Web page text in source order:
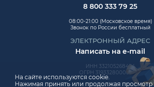
8 800 333 79 25
08:00-21:00 (Московское время)
Звонок по России бесплатный
ЭЛЕКТРОННЫЙ АДРЕС
Написать на e-mail
ИНН 332105268454
ОГРН 319332800006992
На сайте используются cookie.
Нажимая принять или продолжая просмотр